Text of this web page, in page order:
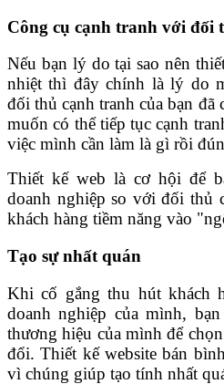
Công cụ cạnh tranh với đối
Nếu bạn lý do tại sao nên
nhiệt thì đây chính là lý do
đối thủ cạnh tranh của bạn đã
muốn có thể tiếp tục cạnh
việc mình cần làm là gì rồi
Thiết kế web là cơ hội để
doanh nghiệp so với đối thủ
khách hàng tiềm năng vào
Tạo sự nhất quán
Khi cố gắng thu hút khách
doanh nghiệp của mình,
thương hiệu của mình để
đổi. Thiết kế website bán
vì chúng giúp tạo tính nhất